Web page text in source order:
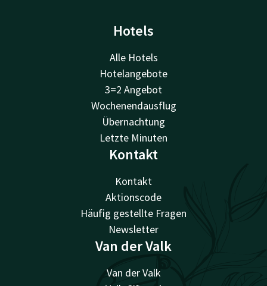
Hotels
Alle Hotels
Hotelangebote
3=2 Angebot
Wochenendausflug
Übernachtung
Letzte Minuten
Kontakt
Kontakt
Aktionscode
Häufig gestellte Fragen
Newsletter
Van der Valk
Van der Valk